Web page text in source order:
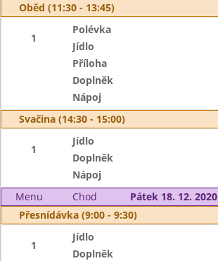
Oběd (11:30 - 13:45)
1
Polévka
Jídlo
Příloha
Doplněk
Nápoj
Svačina (14:30 - 15:00)
1
Jídlo
Doplněk
Nápoj
Menu
Chod
Pátek 18. 12. 2020
Přesnídávka (9:00 - 9:30)
1
Jídlo
Doplněk